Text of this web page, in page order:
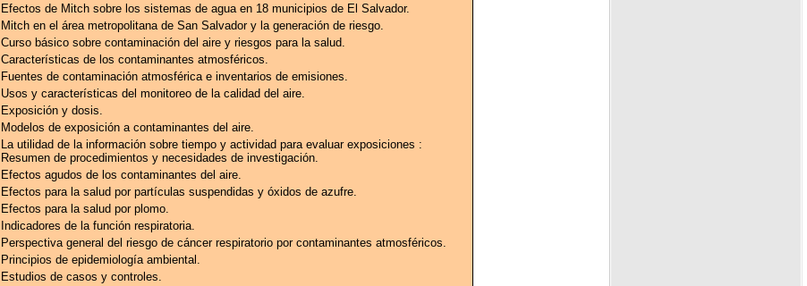
Efectos de Mitch sobre los sistemas de agua en 18 municipios de El Salvador.
Mitch en el área metropolitana de San Salvador y la generación de riesgo.
Curso básico sobre contaminación del aire y riesgos para la salud.
Características de los contaminantes atmosféricos.
Fuentes de contaminación atmosférica e inventarios de emisiones.
Usos y características del monitoreo de la calidad del aire.
Exposición y dosis.
Modelos de exposición a contaminantes del aire.
La utilidad de la información sobre tiempo y actividad para evaluar exposiciones :
Resumen de procedimientos y necesidades de investigación.
Efectos agudos de los contaminantes del aire.
Efectos para la salud por partículas suspendidas y óxidos de azufre.
Efectos para la salud por plomo.
Indicadores de la función respiratoria.
Perspectiva general del riesgo de cáncer respiratorio por contaminantes atmosféricos.
Principios de epidemiología ambiental.
Estudios de casos y controles.